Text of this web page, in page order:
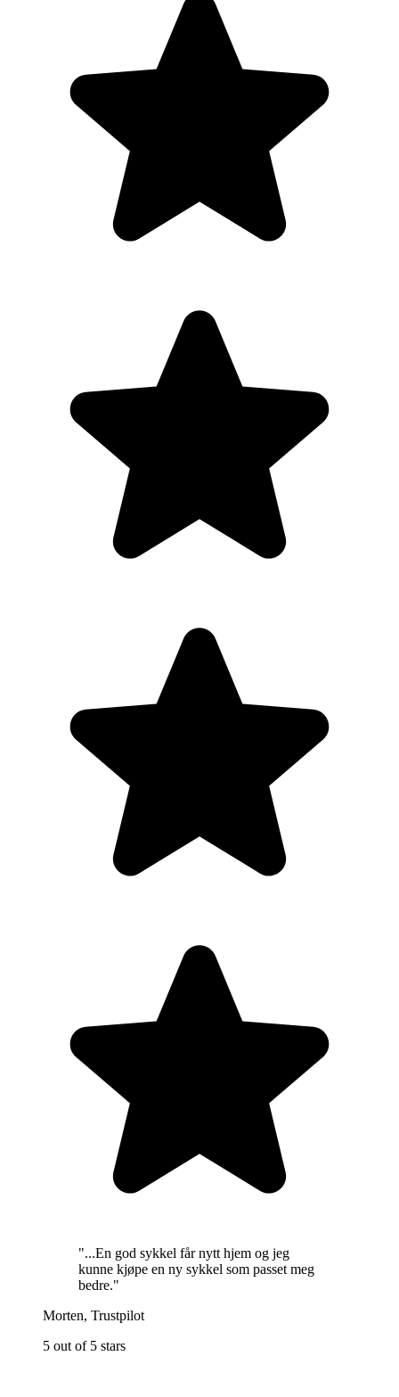
"...En god sykkel får nytt hjem og jeg
kunne kjøpe en ny sykkel som passet meg
bedre."
Morten, Trustpilot
5 out of 5 stars